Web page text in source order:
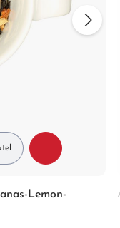
Lemon-